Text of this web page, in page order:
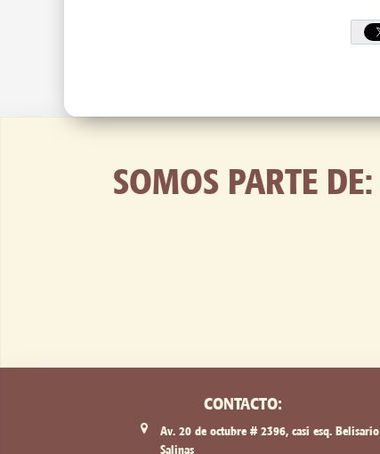
SOMOS PARTE DE:
CONTACTO:
Av. 20 de octubre # 2396, casi esq. Belisario
Salinas